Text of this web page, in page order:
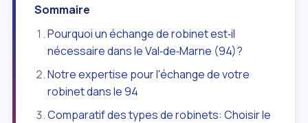
Sommaire
Pourquoi un échange de robinet est‑il
nécessaire dans le Val‑de‑Marne (94)?
Notre expertise pour l'échange de votre
robinet dans le 94
Comparatif des types de robinets: Choisir le